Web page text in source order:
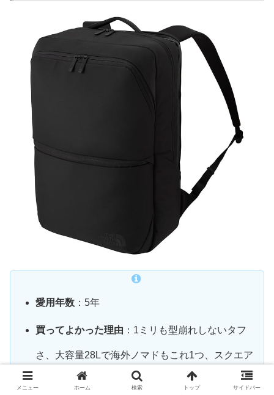
愛用年数 ：5年
買ってよかった理由 ：1ミリも型崩れしないタフ
さ、大容量28Lで海外ノマドもこれ1つ、スクエア
で無駄のない引き算のデザイン
メニュー ホーム 検索 トップ サイドバー